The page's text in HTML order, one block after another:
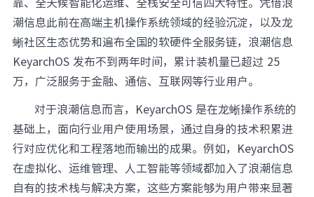
潮信息此前在高端主机操作系统领域的经验沉淀，以及龙
蜥社区生态优势和遍布全国的软硬件全服务链，浪潮信息
KeyarchOS 发布不到两年时间，累计装机量已超过 25
万，广泛服务于金融、通信、互联网等行业用户。
对于浪潮信息而言，KeyarchOS 是在龙蜥操作系统的
基础上，面向行业用户使用场景，通过自身的技术积累进
行对应优化和工程落地而输出的成果。例如，KeyarchOS
在虚拟化、运维管理、人工智能等领域都加入了浪潮信息
自有的技术栈与解决方案，这些方案能够为用户带来显著